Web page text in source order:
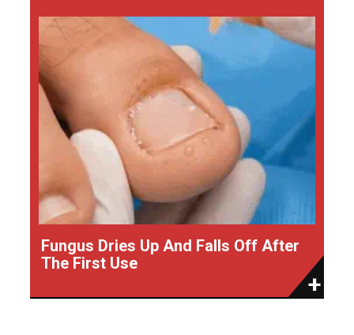
Fungus Dries Up And Falls Off After
The First Use